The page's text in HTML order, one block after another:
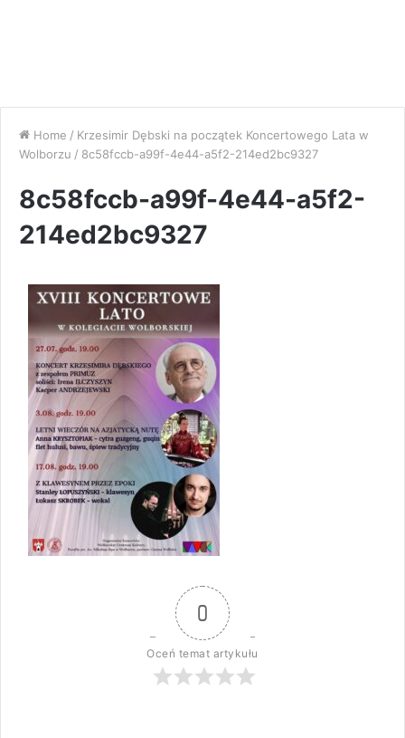
Home / Krzesimir Dębski na początek Koncertowego Lata w
Wolborzu / 8c58fccb-a99f-4e44-a5f2-214ed2bc9327
8c58fccb-a99f-4e44-a5f2-
214ed2bc9327
0
Oceń temat artykułu